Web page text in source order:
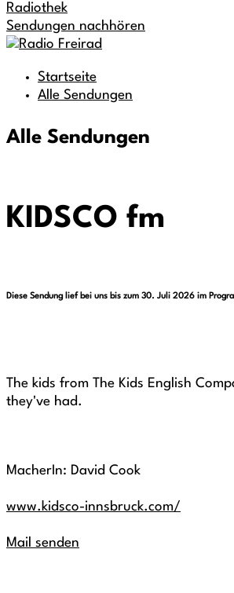
Radiothek
Sendungen nachhören
Startseite
Alle Sendungen
Alle Sendungen
KIDSCO fm
Diese Sendung lief bei uns bis zum 30. Juli 2026 im
The kids from The Kids English
they've had.
MacherIn: David Cook
www.kidsco-innsbruck.com/
Mail senden